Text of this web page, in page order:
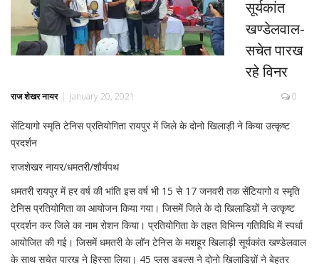
सूर्यकांत
खण्डेलवाल-
सचेत पारख
रहे विनर
राज शेखर नायर January 20, 2021 0
सेंटियागो स्मृति टेनिस प्रतियोगिता रायपुर में जिले के दोनो खिलाड़ी ने किया उत्कृष्ट
प्रदर्शन
राजशेखर नायर/धमतरी/शौर्यपथ
धमतरी रायपुर में हर वर्ष की भांति इस वर्ष भी 15 से 17 जनवरी तक सेंटियागो व स्मृति
टेनिस प्रतियोगिता का आयोजन किया गया। जिसमें जिले के दो खिलाडिय़ों ने उत्कृष्ट
प्रदर्शन कर जिले का नाम रोशन किया। प्रतियोगिता के तहत विभिन्न गतिविधि में स्पर्धा
आयोजित की गई। जिसमें धमतरी के लॉन टेनिस के मशहूर खिलाड़ी सूर्यकांत खण्डेलवाल
के साथ सचेत पारख ने हिस्सा लिया। 45 प्लस डबल्स ने दोनो खिलाडिय़ों ने बेहतर